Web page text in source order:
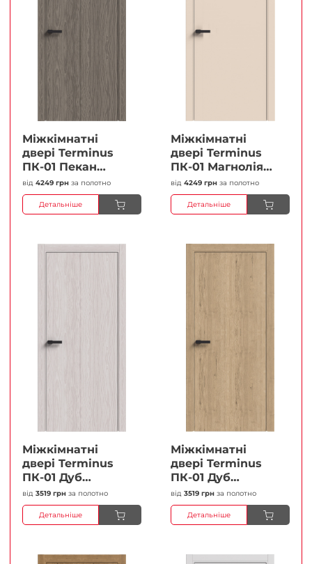
Міжкімнатні
двері Terminus
ПК-01 Пекан
Глухі Плівка
від 4249 грн за полотно
Детальніше
Міжкімнатні
двері Terminus
ПК-01 Магнолія
Глухі Плівка
від 4249 грн за полотно
Детальніше
Міжкімнатні
двері Terminus
ПК-01 Дуб
перлиний Глухі
Плівка
від 3519 грн за полотно
Детальніше
Міжкімнатні
двері Terminus
ПК-01 Дуб
класичний Глухі
Плівка
від 3519 грн за полотно
Детальніше